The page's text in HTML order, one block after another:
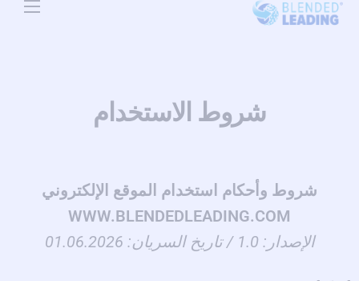
شروط الاستخدام
شروط وأحكام استخدام الموقع الإلكتروني
WWW.BLENDEDLEADING.COM
الإصدار: 1.0 / تاريخ السريان: 01.06.2026